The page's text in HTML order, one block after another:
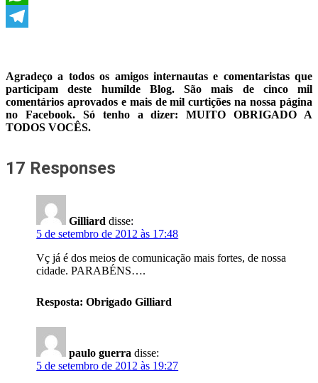
WhatsApp
Agradeço a todos os amigos internautas e comentaristas que
participam deste humilde Blog. São mais de cinco mil
comentários aprovados e mais de mil curtições na nossa página
no Facebook. Só tenho a dizer: MUITO OBRIGADO A
TODOS VOCÊS.
17 Responses
Gilliard disse:
5 de setembro de 2012 às 17:48
Vç já é dos meios de comunicação mais fortes, de nossa
cidade. PARABÉNS….
Resposta: Obrigado Gilliard
paulo guerra disse:
5 de setembro de 2012 às 19:27